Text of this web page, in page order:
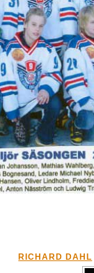
RICHARD DAHL